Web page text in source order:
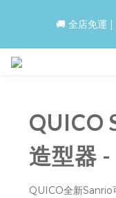
買QUICO護髮＋造型
QUICO
造型器
QUICO全新Sanrio